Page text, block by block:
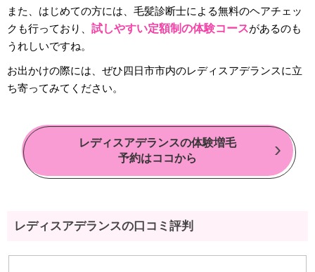
また、はじめての方には、毛髪診断士による無料のヘアチェッ
クも行っており、 試しやすい定額制の体験コースがあるのも
うれしいですね。
お出かけの際には、ぜひ四日市市内のレディスアデランスに立
ち寄ってみてください。
レディスアデランスの体験増毛
予約はココから
レディスアデランスの口コミ評判